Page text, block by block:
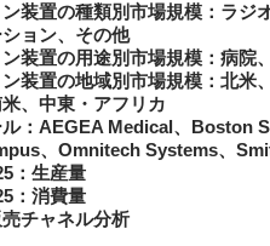
ン装置の種類別市場規模：ラ
ョン、その他
装置の用途別市場規模：病院
装置の地域別市場規模：北
、中東・アフリカ
ル：AEGEA Medical、Boston
、Omnitech Systems、
：生産量
：消費量
チャネル分析